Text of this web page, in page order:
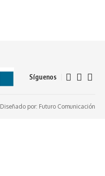
Síguenos
Diseñado por: Futuro Comunicación